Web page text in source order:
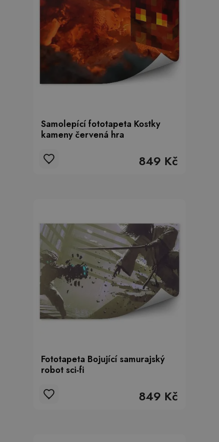
Samolepící fototapeta Kostky
kameny červená hra
849 Kč
Fototapeta Bojující samurajský
robot sci-fi
849 Kč